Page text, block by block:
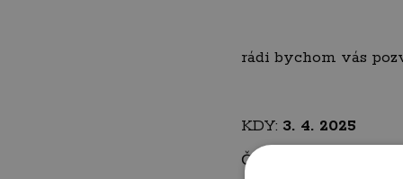
rádi bychom vás
KDY: 3. 4. 2025
ČAS: